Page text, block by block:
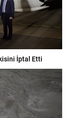
İptal Etti